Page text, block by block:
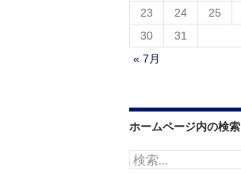
23
24 25
30
31
« 7月
ホームページ内の検索
検
索: